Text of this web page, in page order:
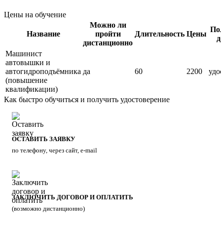
Цены на обучение
Название
Можно ли
пройти
дистанционно
Длительность Цены
Машинист
автовышки и
автогидроподъёмника
(повышение
квалификации)
да 60 2200
Как быстро обучиться и получить удостоверение
ОСТАВИТЬ ЗАЯВКУ
по телефону, через сайт, e-mail
ЗАКЛЮЧИТЬ ДОГОВОР И ОПЛАТИТЬ
(возможно дистанционно)